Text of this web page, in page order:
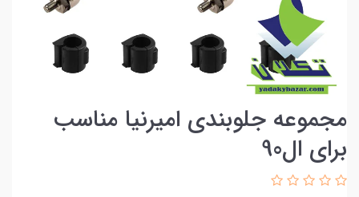
مجموعه جلوبندی امیرنیا مناسب
برای ال90